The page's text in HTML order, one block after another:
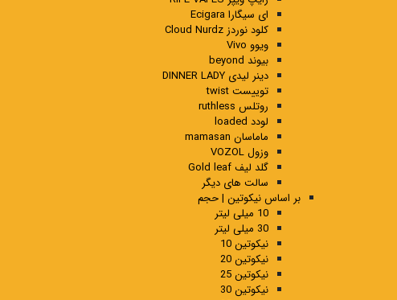
ای سیگارا Ecigara
کلود نوردز Cloud Nurdz
ویوو Vivo
بیوند beyond
دینر لیدی DINNER LADY
توییست twist
روتلس ruthless
لودد loaded
ماماسان mamasan
وزول VOZOL
گلد لیف Gold leaf
سالت های دیگر
بر اساس نیکوتین | حجم
10 میلی لیتر
30 میلی لیتر
نیکوتین 10
نیکوتین 20
نیکوتین 25
نیکوتین 30